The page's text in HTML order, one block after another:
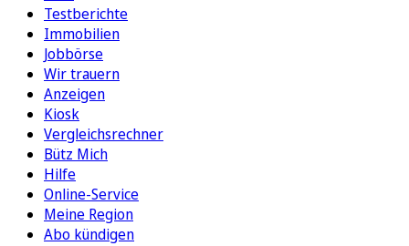
Testberichte
Immobilien
Jobbörse
Wir trauern
Anzeigen
Kiosk
Vergleichsrechner
Bütz Mich
Hilfe
Online-Service
Meine Region
Abo kündigen